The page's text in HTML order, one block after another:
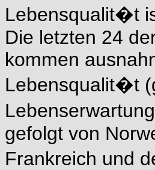
Lebensqualit�t
Die letzten 24
kommen
Lebensqualit�t
gefolgt von
Frankreich und